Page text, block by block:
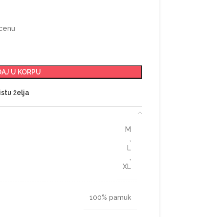
U KORPU
želja
M
L
XL
100% pamuk